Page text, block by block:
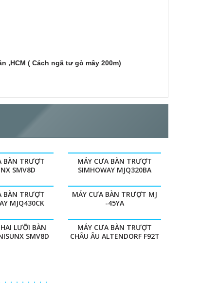
,HCM ( Cách ngã tư gò mây 200m)
BÀN TRƯỢT
SMV8D
MÁY CƯA BÀN TRƯỢT
SIMHOWAY MJQ320BA
BÀN TRƯỢT
MJQ430CK
MÁY CƯA BÀN TRƯỢT MJ
-45YA
LƯỠI BÀN
SMV8D
MÁY CƯA BÀN TRƯỢT
CHÂU ÂU ALTENDORF F92T